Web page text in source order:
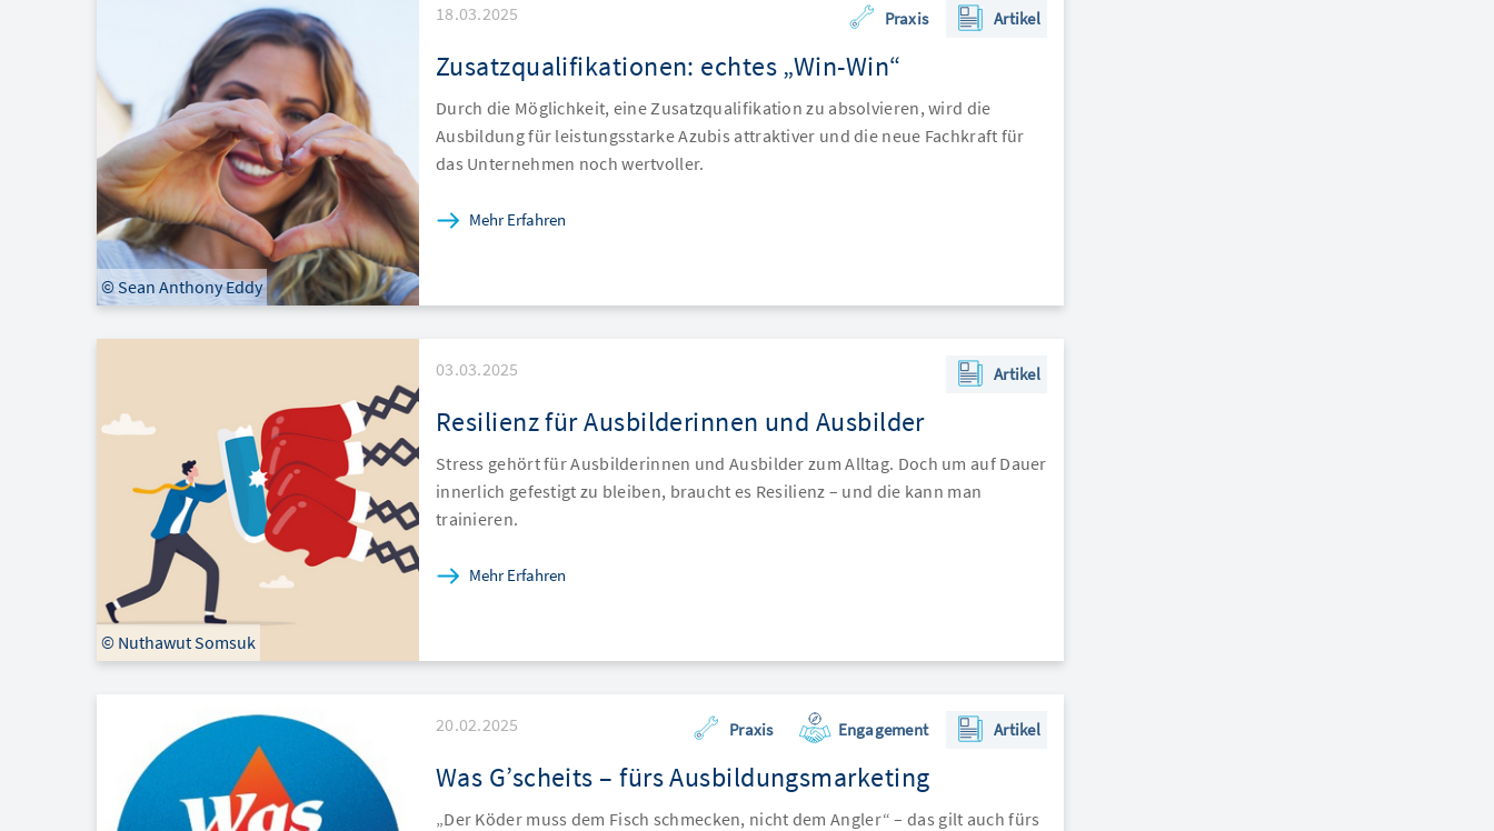
© Sean Anthony Eddy
18.03.2025 Praxis Artikel
Zusatzqualifikationen: echtes „Win-Win“
Durch die Möglichkeit, eine Zusatzqualifikation zu absolvieren, wird die
Ausbildung für leistungsstarke Azubis attraktiver und die neue Fachkraft für
das Unternehmen noch wertvoller.
Mehr Erfahren
© Nuthawut Somsuk
03.03.2025 Artikel
Resilienz für Ausbilderinnen und Ausbilder
Stress gehört für Ausbilderinnen und Ausbilder zum Alltag. Doch um auf Dauer
innerlich gefestigt zu bleiben, braucht es Resilienz – und die kann man
trainieren.
Mehr Erfahren
20.02.2025 Praxis Engagement Artikel
Was G’scheits – fürs Ausbildungsmarketing
„Der Köder muss dem Fisch schmecken, nicht dem Angler“ – das gilt auch fürs